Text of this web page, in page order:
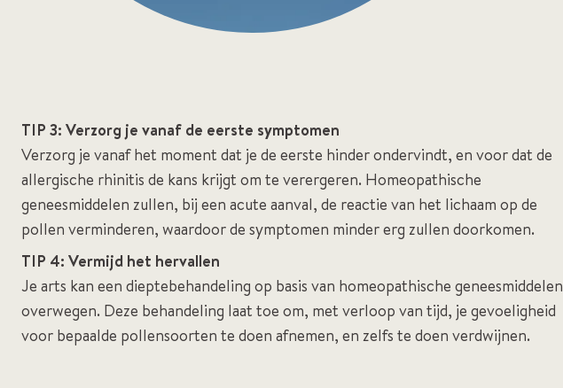
TIP 3: Verzorg je vanaf de eerste symptomen
Verzorg je vanaf het moment dat je de eerste hinder ondervindt, en voor dat de
allergische rhinitis de kans krijgt om te verergeren. Homeopathische
geneesmiddelen zullen, bij een acute aanval, de reactie van het lichaam op de
pollen verminderen, waardoor de symptomen minder erg zullen doorkomen.
TIP 4: Vermijd het hervallen
Je arts kan een dieptebehandeling op basis van homeopathische geneesmiddelen
overwegen. Deze behandeling laat toe om, met verloop van tijd, je gevoeligheid
voor bepaalde pollensoorten te doen afnemen, en zelfs te doen verdwijnen.